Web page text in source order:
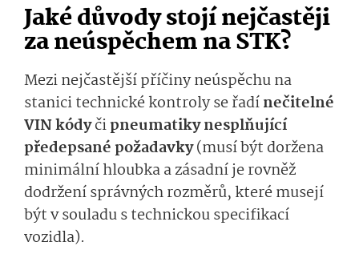
Jaké důvody stojí nejčastěji
za neúspěchem na STK?
Mezi nejčastější příčiny neúspěchu na
stanici technické kontroly se řadínečitelné
VIN kódyčipneumatiky nesplňující
předepsané požadavky(musí být doržena
minimální hloubka a zásadní je rovněž
dodržení správných rozměrů, které musejí
být v souladu s technickou specifikací
vozidla).